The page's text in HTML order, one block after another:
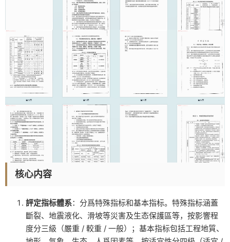
核心内容
評定指标體系：分爲特殊指标和基本指标。特殊指标涵蓋
斷裂、地震液化、滑坡等災害及生态保護區等，按影響程
度分三級（嚴重 / 較重 / 一般）；基本指标包括工程地質、